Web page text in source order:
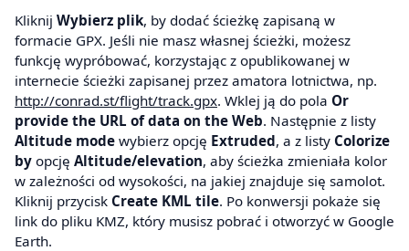
Kliknij Wybierz plik, by dodać ścieżkę zapisaną w
formacie GPX. Jeśli nie masz własnej ścieżki, możesz
funkcję wypróbować, korzystając z opublikowanej w
internecie ścieżki zapisanej przez amatora lotnictwa, np.
http://conrad.st/flight/track.gpx. Wklej ją do pola Or
provide the URL of data on the Web. Następnie z listy
Altitude mode wybierz opcję Extruded, a z listy Colorize
by opcję Altitude/elevation, aby ścieżka zmieniała kolor
w zależności od wysokości, na jakiej znajduje się samolot.
Kliknij przycisk Create KML tile. Po konwersji pokaże się
link do pliku KMZ, który musisz pobrać i otworzyć w Google
Earth.